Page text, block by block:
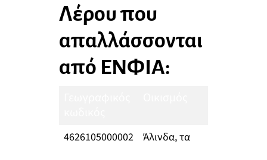
Λέρου που
απαλλάσσονται
από ΕΝΦΙΑ:
4626105000002 Άλινδα, τα